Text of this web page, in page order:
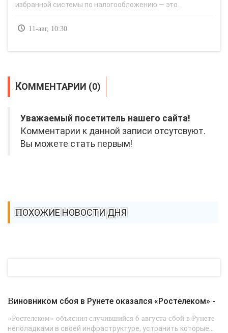
избранной системы по налогообложению — это..
11-авг, 10:30
КОММЕНТАРИИ (0)
Уважаемый посетитель нашего сайта!
Комментарии к данной записи отсутсвуют.
Вы можете стать первым!
ПОХОЖИЕ НОВОСТИ ДНЯ
Виновником сбоя в Рунете оказался «Ростелеком» -
«Ростелеком» объяснил случившийся 6 августа сбой в Рунете
неполадками в своей инфраструктуре, устранить которые...